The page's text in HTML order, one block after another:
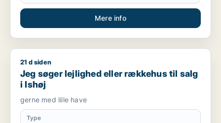
Mere info
Jeg søger lejlighed eller rækkehus til salg i Ishøj
21 d siden
Jeg søger lejlighed eller rækkehus til salg
i Ishøj
gerne med lille have
Type